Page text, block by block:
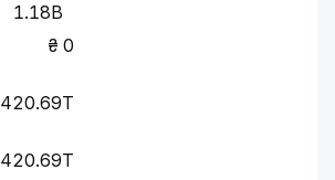
1.18B
0
420.69T
420.69T